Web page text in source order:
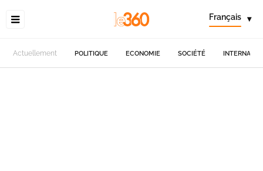
Français ▾
Actuellement POLITIQUE ECONOMIE SOCIÉTÉ